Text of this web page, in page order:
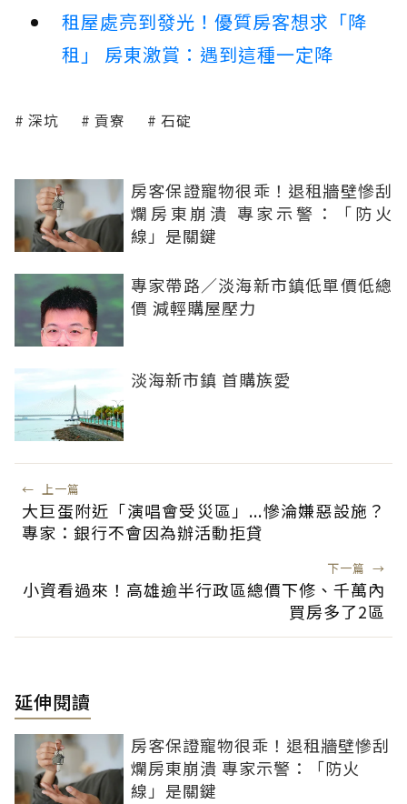
租屋處亮到發光！優質房客想求「降
租」 房東激賞：遇到這種一定降
深坑 貢寮 石碇
房客保證寵物很乖！退租牆壁慘刮
爛房東崩潰 專家示警：「防火
線」是關鍵
專家帶路／淡海新市鎮低單價低總
價 減輕購屋壓力
淡海新市鎮 首購族愛
← 上一篇
大巨蛋附近「演唱會受災區」...慘淪嫌惡設施？
專家：銀行不會因為辦活動拒貸
下一篇 →
小資看過來！高雄逾半行政區總價下修、千萬內
買房多了2區
延伸閱讀
房客保證寵物很乖！退租牆壁慘刮
爛房東崩潰 專家示警：「防火
線」是關鍵